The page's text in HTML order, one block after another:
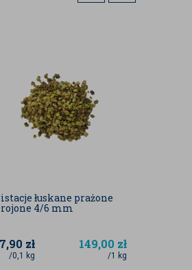
łuskane prażone
4/6 mm
zł
/0,1 kg
149,00 zł
/1 kg